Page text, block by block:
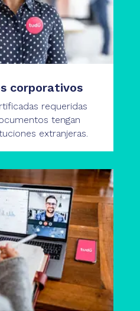
corporativos
requeridas
tengan
extranjeras.